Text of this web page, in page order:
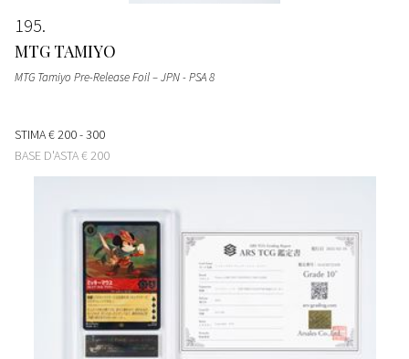
195
MTG TAMIYO
MTG Tamiyo Pre-Release Foil – JPN - PSA 8
STIMA€ 200 - 300
BASE D'ASTA€ 200